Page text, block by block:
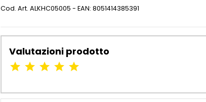
Cod. Art. ALKHC05005 - EAN: 8051414385391
Valutazioni prodotto